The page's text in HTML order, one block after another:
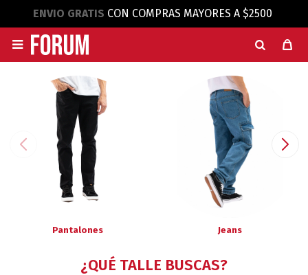
ENVIO GRATIS CON COMPRAS MAYORES A $2500

Pantalones Jeans
¿QUÉ TALLE BUSCAS?